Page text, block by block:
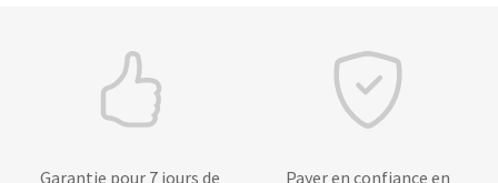
Garantie pour 7 jours de Payer en confiance en